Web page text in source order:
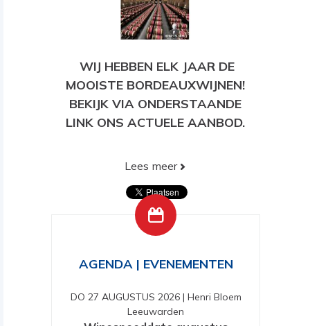
WIJ HEBBEN ELK JAAR DE
MOOISTE BORDEAUXWIJNEN!
BEKIJK VIA ONDERSTAANDE
LINK ONS ACTUELE AANBOD.
AANBOD!
Lees meer
AGENDA | EVENEMENTEN
DO 27 AUGUSTUS 2026| Henri Bloem
Leeuwarden